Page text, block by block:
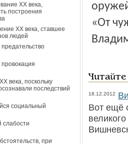
ХХ века,
построения
ХХ века, ставшее
людей
века, поскольку
последствий
социальный
слабости
при
«От
18.12.2012
Вот ещё